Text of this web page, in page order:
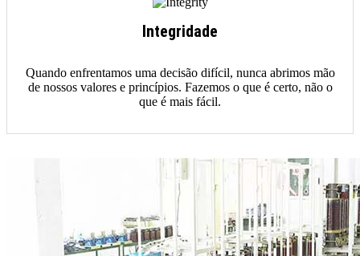
Integridade
Quando enfrentamos uma decisão difícil, nunca abrimos mão
de nossos valores e princípios. Fazemos o que é certo, não o
que é mais fácil.